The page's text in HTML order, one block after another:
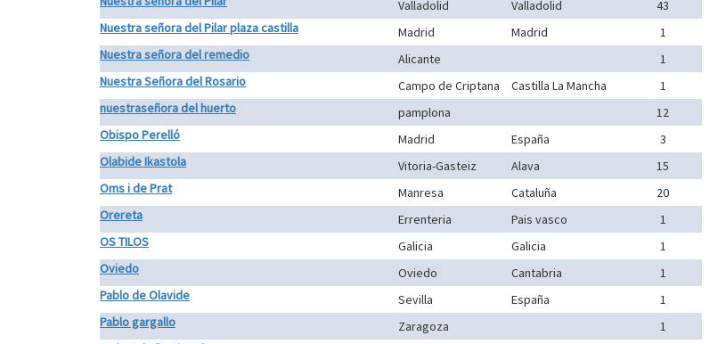
Valladolid Valladolid
43
Nuestra señora del Pilar plaza castilla
Madrid Madrid
1
Nuestra señora del remedio
Alicante
1
Nuestra Señora del Rosario
Campo de Criptana Castilla La Mancha
1
nuestraseñora del huerto
pamplona
12
Obispo Perelló
Madrid España
3
Olabide Ikastola
Vitoria-Gasteiz Alava
15
Oms i de Prat
Manresa Cataluña
20
Orereta
Errenteria Pais vasco
1
OS TILOS
Galicia Galicia
1
Oviedo
Oviedo Cantabria
1
Pablo de Olavide
Sevilla España
1
Pablo gargallo
Zaragoza
1